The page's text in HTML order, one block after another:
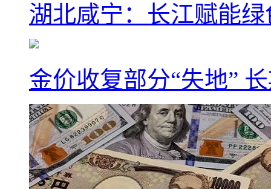
湖北咸宁：长江赋能
金价收复部分“失地”